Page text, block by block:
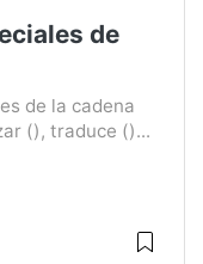
de
de la cadena
(), traduce ()...